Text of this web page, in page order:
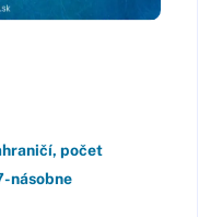
počet
násobne